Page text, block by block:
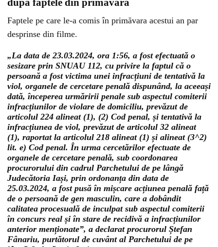
după faptele din primăvară
Faptele pe care le-a comis în primăvara acestui an par
desprinse din filme.
„La data de 23.03.2024, ora 1:56, a fost efectuată o
sesizare prin SNUAU 112, cu privire la faptul că o
persoană a fost victima unei infracțiuni de tentativă la
viol, organele de cercetare penală dispunând, la aceeași
dată, începerea urmăririi penale sub aspectul comiterii
infracțiunilor de violare de domiciliu, prevăzut de
articolul 224 alineat (1), (2) Cod penal, și tentativă la
infracțiunea de viol, prevăzut de articolul 32 alineat
(1), raportat la articolul 218 alineat (1) și alineat (3^2)
lit. e) Cod penal. În urma cercetărilor efectuate de
organele de cercetare penală, sub coordonarea
procurorului din cadrul Parchetului de pe lângă
Judecătoria Iași, prin ordonanța din data de
25.03.2024, a fost pusă în mișcare acțiunea penală față
de o persoană de gen masculin, care a dobândit
calitatea procesuală de inculpat sub aspectul comiterii
în concurs real și în stare de recidivă a infracțiunilor
anterior menționate”, a declarat procurorul Ștefan
Fânariu, purtătorul de cuvânt al Parchetului de pe